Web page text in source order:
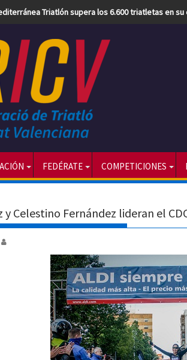
Triatlón supera los 6.600 triatletas en su
FEDÉRATE COMPETICIONES
y Celestino Fernández lideran el